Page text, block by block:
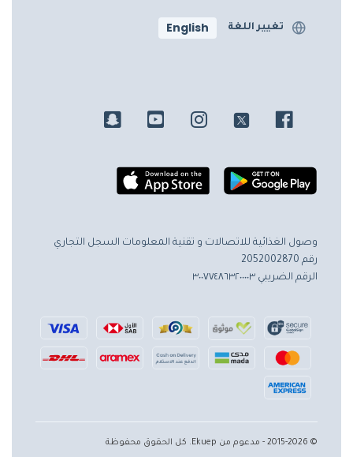
تغيير اللغة English
وصول الغذائية للاتصالات و تقنية المعلومات السجل التجاري
رقم 2052002870
الرقم الضريبي ٣٠٠٧٧٤٨٦٣٢٠٠٠٠٣
© 2015-2026 - مدعوم من Ekuep. كل الحقوق محفوظة